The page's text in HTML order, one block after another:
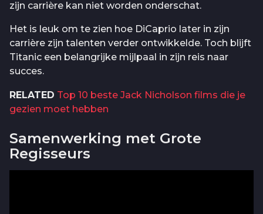
zijn carrière kan niet worden onderschat.
Het is leuk om te zien hoe DiCaprio later in zijn
carrière zijn talenten verder ontwikkelde. Toch blijft
Titanic een belangrijke mijlpaal in zijn reis naar
succes.
RELATED Top 10 beste Jack Nicholson films die je
gezien moet hebben
Samenwerking met Grote
Regisseurs